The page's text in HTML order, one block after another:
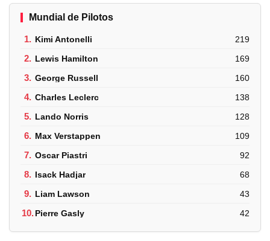
Mundial de Pilotos
1. Kimi Antonelli 219
2. Lewis Hamilton 169
3. George Russell 160
4. Charles Leclerc 138
5. Lando Norris 128
6. Max Verstappen 109
7. Oscar Piastri 92
8. Isack Hadjar 68
9. Liam Lawson 43
10.Pierre Gasly 42